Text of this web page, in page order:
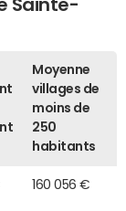
Sainte-
Moyenne
villages de
moins de
250
habitants
160 056 €